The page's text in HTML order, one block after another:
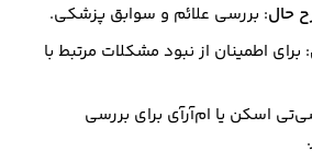
حال: بررسی علائم و سوابق پزشکی.
: برای اطمینان از نبود مشکلات مرتبط با
اسکن یا ام‌آر‌آی برای بررسی